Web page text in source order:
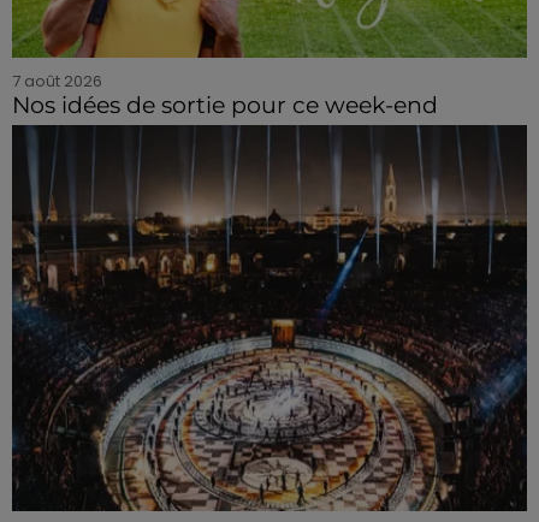
7 août 2026
Nos idées de sortie pour ce week-end